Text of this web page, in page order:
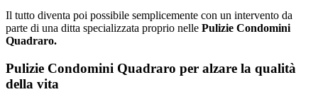
Il tutto diventa poi possibile semplicemente con un intervento da
parte di una ditta specializzata proprio nelle Pulizie Condomini
Quadraro.
Pulizie Condomini Quadraro per alzare la qualità
della vita